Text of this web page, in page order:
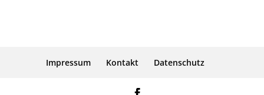
Impressum Kontakt Datenschutz